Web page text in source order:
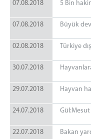
07.08.2018 5 Bin
07.08.2018 Büyük
02.08.2018 Türkiye
30.07.2018
29.07.2018 Hayvan
24.07.2018
22.07.2018 Bakan